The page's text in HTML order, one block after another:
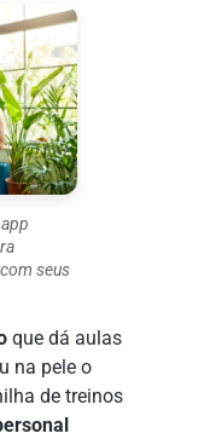
seus
que dá aulas
na pele o
de treinos